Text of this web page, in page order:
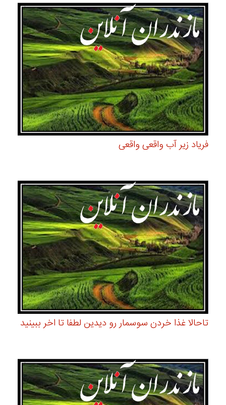
فریاد زیر آب واقعی واقعی
تاحالا غذا خردن سوسمار رو دیدین لطفا تا اخر ببینید